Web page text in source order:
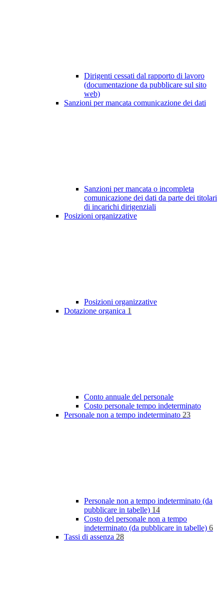
Dirigenti cessati dal rapporto di lavoro
(documentazione da pubblicare sul sito
web)
Sanzioni per mancata comunicazione dei dati
Sanzioni per mancata o incompleta
comunicazione dei dati da parte dei titolari
di incarichi dirigenziali
Posizioni organizzative
Posizioni organizzative
Dotazione organica 1
Conto annuale del personale
Costo personale tempo indeterminato
Personale non a tempo indeterminato 23
Personale non a tempo indeterminato (da
pubblicare in tabelle) 14
Costo del personale non a tempo
indeterminato (da pubblicare in tabelle) 6
Tassi di assenza 28